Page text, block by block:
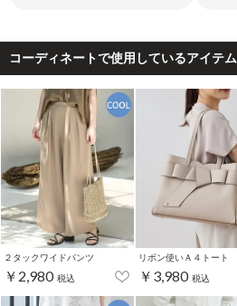
コーディネートで使用しているアイテム
２タックワイドパンツ
￥2,980 税込
リボン使いＡ４トート
￥3,980 税込